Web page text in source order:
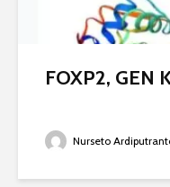
FOXP2, GEN
Nurseto